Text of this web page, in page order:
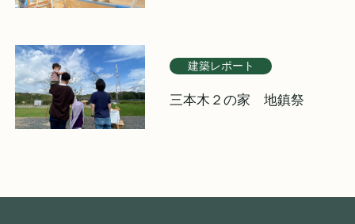
建築レポート
三本木２の家 地鎮祭